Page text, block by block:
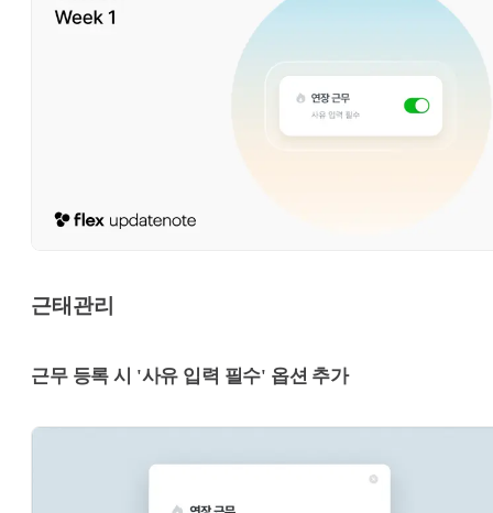
근태관리
근무 등록 시 '사유 입력 필수' 옵션 추가